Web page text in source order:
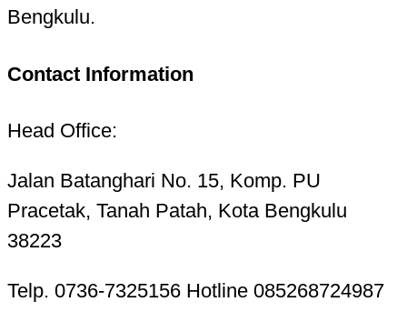
Bengkulu.
Contact Information
Head Office:
Jalan Batanghari No. 15, Komp. PU
Pracetak, Tanah Patah, Kota Bengkulu
38223
Telp. 0736-7325156 Hotline 085268724987